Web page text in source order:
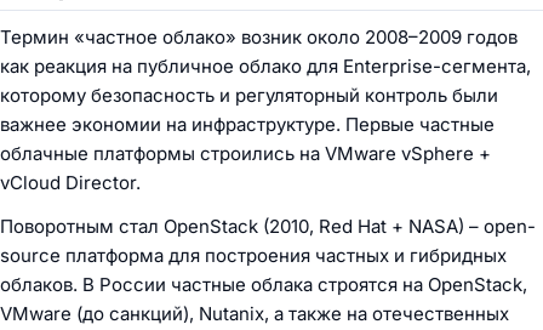
Термин «частное облако» возник около 2008–2009 годов
как реакция на публичное облако для Enterprise-сегмента,
которому безопасность и регуляторный контроль были
важнее экономии на инфраструктуре. Первые частные
облачные платформы строились на VMware vSphere +
vCloud Director.
Поворотным стал OpenStack (2010, Red Hat + NASA) – open-
source платформа для построения частных и гибридных
облаков. В России частные облака строятся на OpenStack,
VMware (до санкций), Nutanix, а также на отечественных